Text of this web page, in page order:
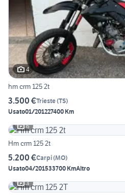
4
hm crm 125 2t
3.500 €Trieste(TS)
Usato01/201227400 Km
6
Hm crm 125 2t
5.200 €Carpi(MO)
Usato04/201533700 KmAltro
3